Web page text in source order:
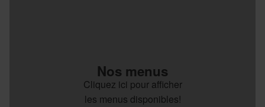
Nos menus
Cliquez ici pour afficher
les menus disponibles!